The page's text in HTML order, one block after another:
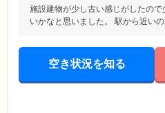
施設建物が少し古い感じがしたの
いかなと思いました。 駅から近いの
空き状況を知る